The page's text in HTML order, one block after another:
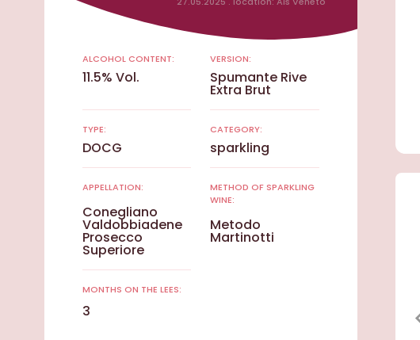
ALCOHOL CONTENT:
11.5% Vol.
VERSION:
Spumante Rive
Extra Brut
TYPE:
DOCG
CATEGORY:
sparkling
APPELLATION:
Conegliano
Valdobbiadene
Prosecco
Superiore
METHOD OF SPARKLING
WINE:
Metodo
Martinotti
MONTHS ON THE LEES:
3